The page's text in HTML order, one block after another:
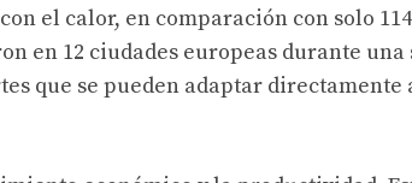
el calor, en comparación con solo
en 12 ciudades europeas durante una
que se pueden adaptar directamente